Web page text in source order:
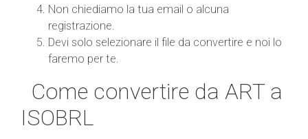
Non chiediamo la tua email o alcuna
registrazione.
Devi solo selezionare il file da convertire e noi lo
faremo per te.
Come convertire da ART a
ISOBRL